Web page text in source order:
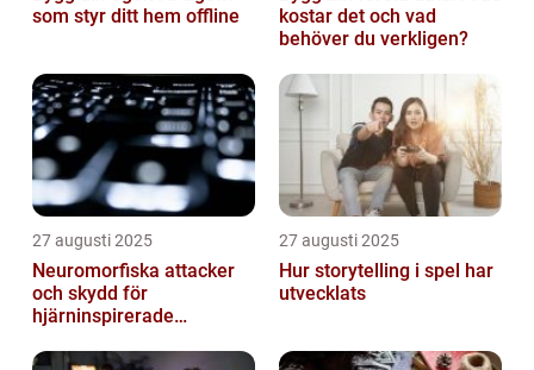
som styr ditt hem offline
kostar det och vad
behöver du verkligen?
27 augusti 2025
Neuromorfiska attacker
och skydd för
hjärninspirerade
27 augusti 2025
Hur storytelling i spel har
utvecklats